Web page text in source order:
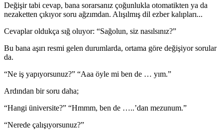
Değişir tabi cevap, bana sorarsanız çoğunlukla otomatikten ya da
nezaketten çıkıyor soru ağzımdan. Alışılmış dil ezber kalıpları...
Cevaplar oldukça sığ oluyor: “Sağolun, siz nasılsınız?”
Bu bana aşırı resmi gelen durumlarda, ortama göre değişiyor sorular
da.
“Ne iş yapıyorsunuz?” “Aaa öyle mi ben de … yım.”
Ardından bir soru daha;
“Hangi üniversite?” “Hmmm, ben de …..’dan mezunum.”
“Nerede çalışıyorsunuz?”